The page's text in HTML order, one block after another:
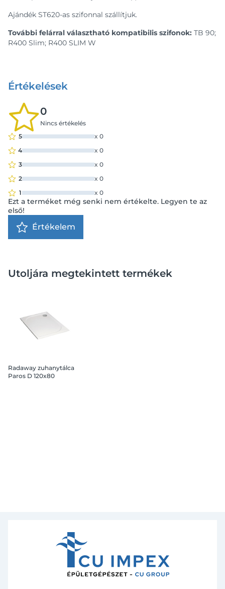
Ajándék ST620-as szifonnal szállítjuk.
További felárral választható kompatibilis szifonok: TB 90;
R400 Slim; R400 SLIM W
Értékelések
0
Nincs értékelés
5
x 0
4
x 0
3
x 0
2
x 0
1
x 0
Ezt a terméket még senki nem értékelte. Legyen te az
első!
Értékelem
Utoljára megtekintett termékek
Radaway zuhanytálca
Paros D 120x80